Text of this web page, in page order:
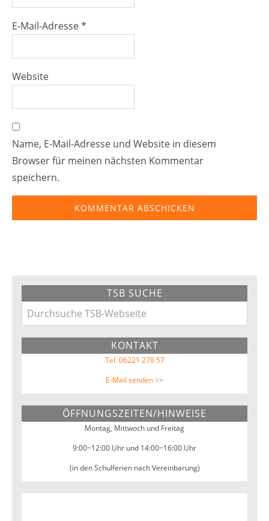
E-Mail-Adresse*
Website
Name, E-Mail-Adresse und Website in diesem
Browser für meinen nächsten Kommentar
speichern.
Sidebar
TSB SUCHE
Durchsuche
TSB-
KONTAKT
Tel. 06221 278 57
E-Mail senden >>
ÖFFNUNGSZEITEN/HINWEISE
Montag, Mittwoch und Freitag
9:00−12:00 Uhr und 14:00−16:00 Uhr
(in den Schulferien nach Vereinbarung)